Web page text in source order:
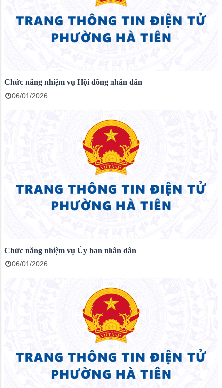
Chức năng nhiệm vụ Hội đồng nhân dân
06/01/2026
Chức năng nhiệm vụ Ủy ban nhân dân
06/01/2026